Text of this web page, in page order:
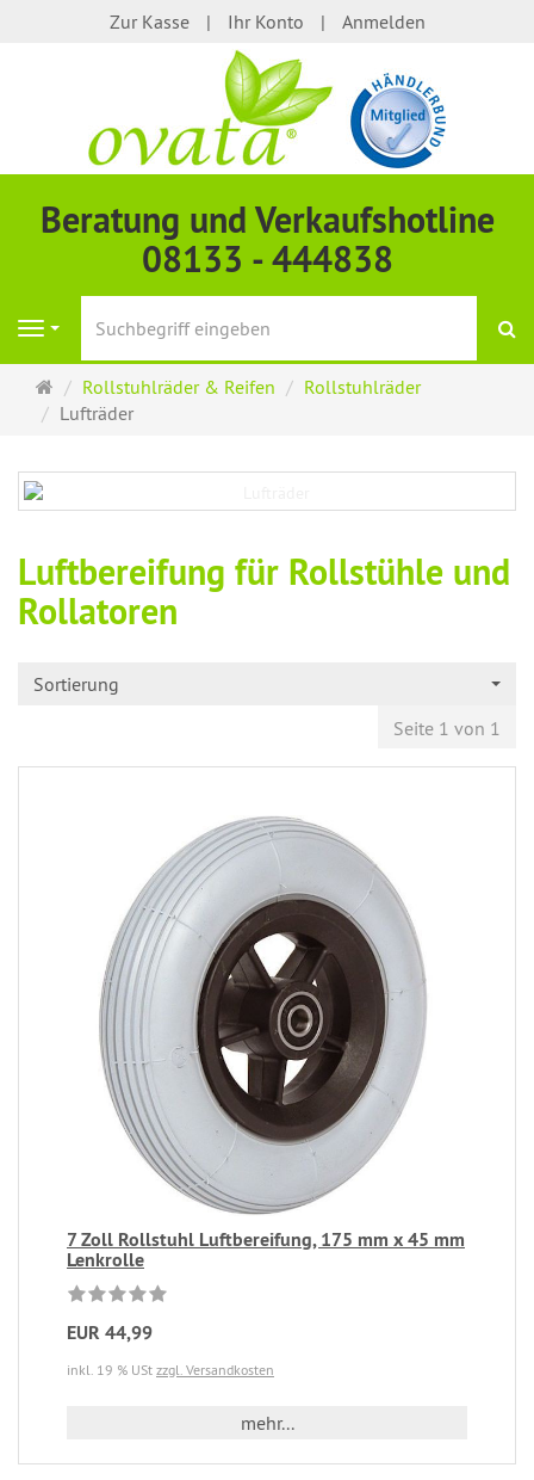
Zur Kasse Ihr Konto Anmelden
Beratung und Verkaufshotline
08133 - 444838
Navigation
Startseite
Rollstuhlräder & Reifen
Rollstuhlräder
Lufträder
Luftbereifung für Rollstühle und
Rollatoren
Sortierung
Seite 1 von 1
7 Zoll Rollstuhl Luftbereifung, 175 mm x 45 mm
Lenkrolle
EUR 44,99
inkl. 19 % USt zzgl. Versandkosten
mehr...